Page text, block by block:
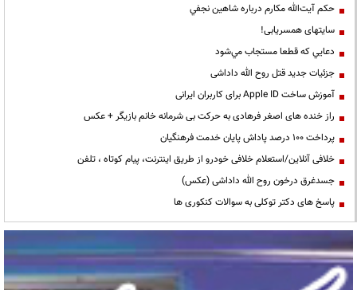
حكم آيت‌الله مكارم درباره شاهين نجفي
سایتهای همسریابی!
دعايي كه قطعا مستجاب مي‌شود
جزئیات جدید قتل روح الله داداشی
آموزش ساخت Apple ID برای کاربران ایرانی
راز خنده های اصغر فرهادی به حرکت بی شرمانه خانم بازیگر + عکس
پرداخت ۱۰۰ درصد پاداش پایان خدمت فرهنگیان
خلافی آنلاین/استعلام خلافی خودرو از طریق اینترنت، پیام کوتاه ، تلفن
جسدغرق درخون روح الله داداشی (عکس)
پاسخ های دکتر توکلی به سوالات کنکوری ها